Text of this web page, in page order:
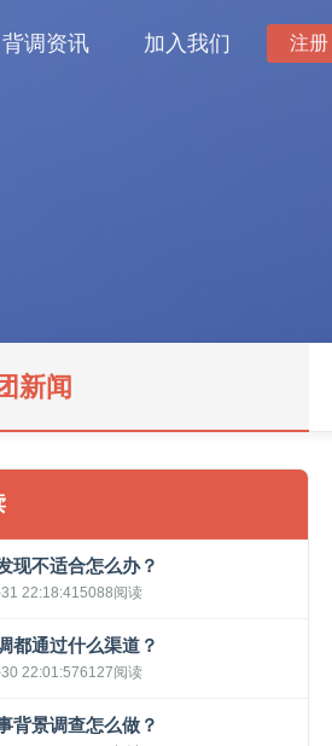
背调资讯 加入我们 注册
新闻
现不适合怎么办？
22:18:415088阅读
都通过什么渠道？
22:01:576127阅读
背景调查怎么做？